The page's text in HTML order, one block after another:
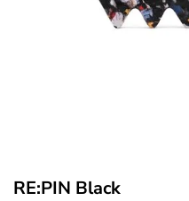
RE:PIN Black